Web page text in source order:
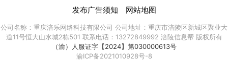
发布广告须知
网站地图
公司名称：重庆涪乐网络科技有限公司 公司地址：重庆市涪陵区新城区聚业大
道11号恒大山水城2栋501 联系电话：13272849992 涪陵信息帮 版权所有
（渝）人服证字【2024】第030000613号
渝ICP备2021010928号-8